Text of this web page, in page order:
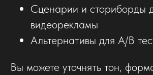
Сценарии и сториборды
видеорекламы
Альтернативы для A/B
Вы можете уточнять тон,